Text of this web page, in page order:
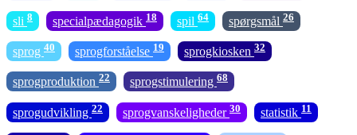
sli 8 specialpædagogik 18 spil 64 spørgsmål 26
sprog 40 sprogforståelse 19 sprogkiosken 32
sprogproduktion 22 sprogstimulering 68
sprogudvikling 22 sprogvanskeligheder 30 statistik 11